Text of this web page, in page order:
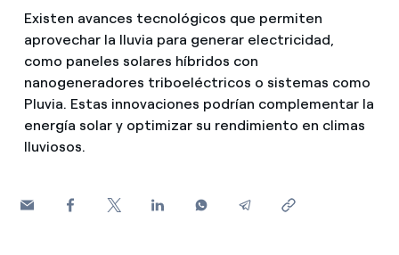
Una respuesta
El legado que seremos
Por cada kWh que ahorres, te descontamos otro
¿Cómo ver mis facturas de Endesa?
¿Cómo cambiar el titular del contrato?
¿Has recibido una oferta para cambiar de
Ofertas para autónomos y Pymes
Climatización
Existen avances tecnológicos que permiten
aprovechar la lluvia para generar electricidad,
como paneles solares híbridos con
nanogeneradores triboeléctricos o sistemas como
Pluvia. Estas innovaciones podrían complementar la
energía solar y optimizar su rendimiento en climas
lluviosos.